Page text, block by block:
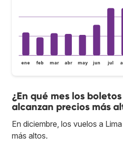
ene feb mar abr may jun jul
¿En qué mes los
alcanzan precios más
En diciembre, los vuelos a
más altos.